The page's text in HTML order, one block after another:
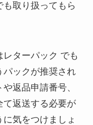
取り扱ってもら
ターパック でも
パックが推奨され
返品申請番号、
て返送する必要が
気をつけましょ